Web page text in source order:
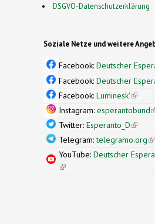
DSGVO-Datenschutzerklärung
Soziale Netze und weitere
Facebook: Deutscher
Facebook: Deutscher
Facebook: Luminesk'(link is
Instagram: esperantobund
Twitter: Esperanto_D(link is
Telegram:telegramo.org
YouTube: Deutscher
(link is external)